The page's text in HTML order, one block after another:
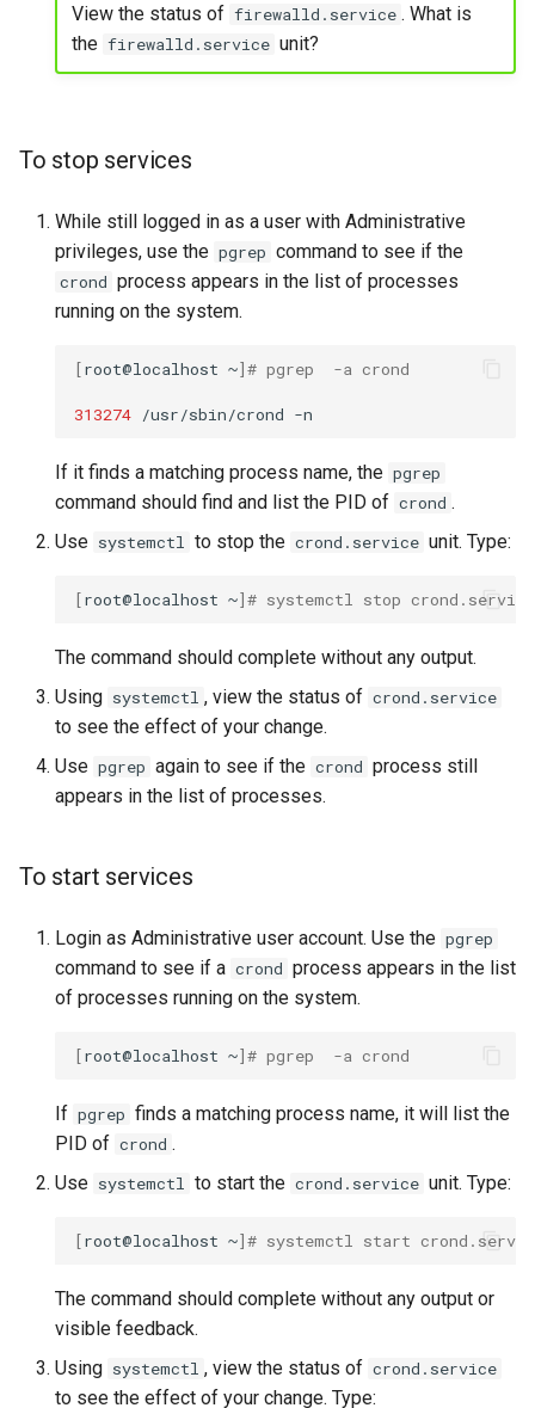
View the status of firewalld.service . What is
the firewalld.service unit?
To stop services
While still logged in as a user with Administrative
privileges, use the pgrep command to see if the
crond process appears in the list of processes
running on the system.
[root@localhost ~]# pgrep  -a crond
313274 /usr/sbin/crond
If it finds a matching process name, the pgrep
command should find and list the PID of crond .
Use systemctl to stop the crond.service unit. Type:
[root@localhost ~]# systemctl stop crond.service
The command should complete without any output.
Using systemctl , view the status of crond.service
to see the effect of your change.
Use pgrep again to see if the crond process still
appears in the list of processes.
To start services
Login as Administrative user account. Use the pgrep
command to see if a crond process appears in the list
of processes running on the system.
[root@localhost ~]# pgrep  -a crond
If pgrep finds a matching process name, it will list the
PID of crond .
Use systemctl to start the crond.service unit. Type:
[root@localhost ~]# systemctl start
The command should complete without any output or
visible feedback.
Using systemctl , view the status of crond.service
to see the effect of your change. Type: